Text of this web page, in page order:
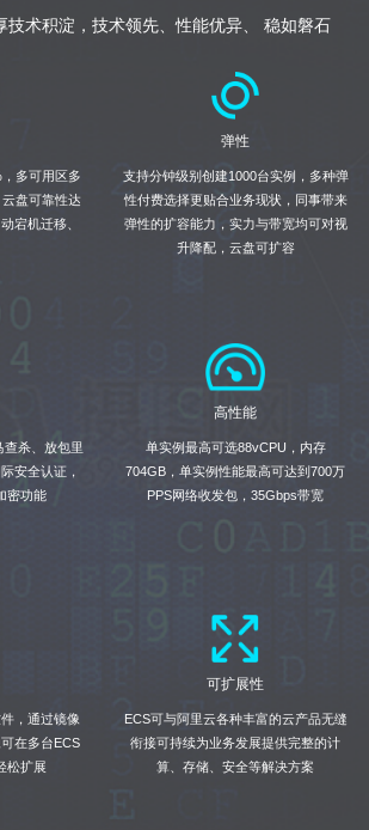
技术积淀，技术领先、性能优异、 稳如磐石
多可用区多
盘可靠性达
宕机迁移、
弹性
支持分钟级别创建1000台实例，多种弹
性付费选择更贴合业务现状，同事带来
弹性的扩容能力，实力与带宽均可对视
升降配，云盘可扩容
查杀、放包里
安全认证，
密功能
高性能
单实例最高可选88vCPU，内存
704GB，单实例性能最高可达到700万
PPS网络收发包，35Gbps带宽
，通过镜像
在多台ECS
松扩展
可扩展性
ECS可与阿里云各种丰富的云产品无缝
衔接可持续为业务发展提供完整的计
算、存储、安全等解决方案